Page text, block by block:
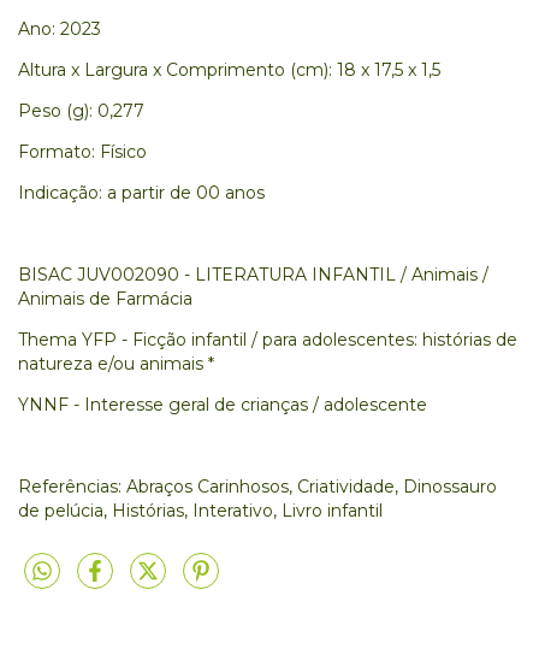
Ano: 2023
Altura x Largura x Comprimento (cm): 18 x 17,5 x 1,5
Peso (g): 0,277
Formato: Físico
Indicação: a partir de 00 anos
BISAC JUV002090 - LITERATURA INFANTIL / Animais /
Animais de Farmácia
Thema YFP - Ficção infantil / para adolescentes: histórias de
natureza e/ou animais *
YNNF - Interesse geral de crianças / adolescente
Referências: Abraços Carinhosos, Criatividade, Dinossauro
de pelúcia, Histórias, Interativo, Livro infantil